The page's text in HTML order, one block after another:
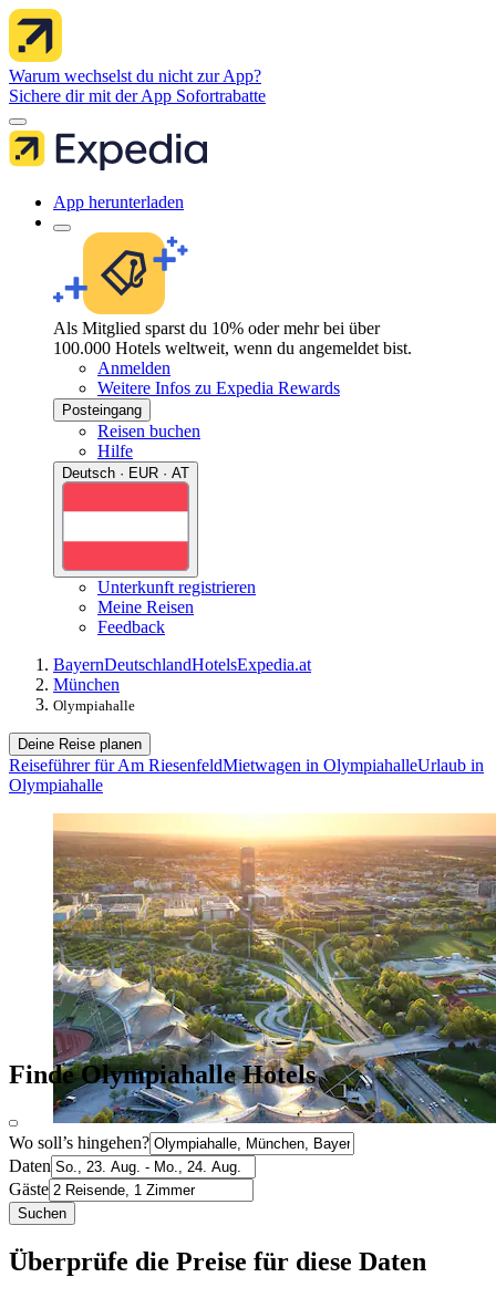
Warum wechselst du nicht zur App?
Sichere dir mit der App Sofortrabatte
App herunterladen
Als Mitglied sparst du 10% oder mehr bei über
100.000 Hotels weltweit, wenn du angemeldet bist.
Anmelden
Weitere Infos zu Expedia Rewards
Posteingang
Reisen buchen
Hilfe
Deutsch · EUR · AT
Unterkunft registrieren
Meine Reisen
Feedback
BayernDeutschlandHotelsExpedia.at
München
Olympiahalle
Deine Reise planen
Reiseführer für Am RiesenfeldMietwagen in OlympiahalleUrlaub in
Olympiahalle
Finde Olympiahalle Hotels
Wo soll’s hingehen?
Daten
Gäste
Suchen
Überprüfe die Preise für diese Daten